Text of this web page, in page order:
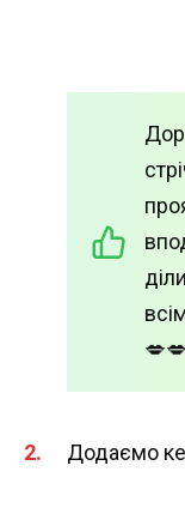
💋💋
Додаємо